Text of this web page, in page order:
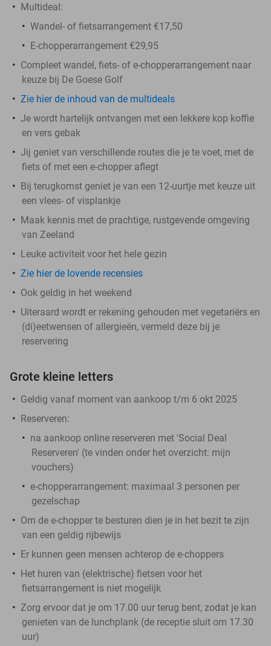
Multideal:
Wandel- of fietsarrangement €17,50
E-chopperarrangement €29,95
Compleet wandel, fiets- of e-chopperarrangement naar
keuze bij De Goese Golf
Zie hier de inhoud van de multideals
Je wordt hartelijk ontvangen met een lekkere kop koffie
en vers gebak
Jij geniet van verschillende routes die je te voet, met de
fiets of met een e-chopper aflegt
Bij terugkomst geniet je van een 12-uurtje met keuze uit
een vlees- of visplankje
Maak kennis met de prachtige, rustgevende omgeving
van Zeeland
Leuke activiteit voor het hele gezin
Zie hier de lovende recensies
Ook geldig in het weekend
Uiteraard wordt er rekening gehouden met vegetariërs en
(di)eetwensen of allergieën, vermeld deze bij je
reservering
Grote kleine letters
Geldig vanaf moment van aankoop t/m 6 okt 2025
Reserveren:
na aankoop online reserveren met 'Social Deal
Reserveren' (te vinden onder het overzicht: mijn
vouchers)
e-chopperarrangement: maximaal 3 personen per
gezelschap
Om de e-chopper te besturen dien je in het bezit te zijn
van een geldig rijbewijs
Er kunnen geen mensen achterop de e-choppers
Het huren van (elektrische) fietsen voor het
fietsarrangement is niet mogelijk
Zorg ervoor dat je om 17.00 uur terug bent, zodat je kan
genieten van de lunchplank (de receptie sluit om 17.30
uur)